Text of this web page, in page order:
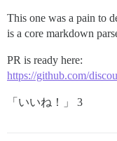
This one was a pain to
is a core markdown
PR is ready here:
https://github.com/
「いいね！」 3